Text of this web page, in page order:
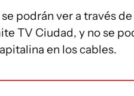
podrán ver a través de
TV Ciudad, y no se
en los cables.